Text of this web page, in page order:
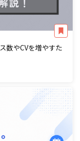
数やCVを増やすた